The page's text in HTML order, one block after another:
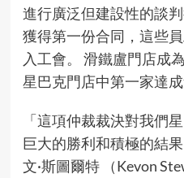
進行廣泛但建設性的談
獲得第一份合同，這些
入工會。 滑鐵盧門店成
星巴克門店中第一家達
「這項仲裁裁決對我們
巨大的勝利和積極的結
文·斯圖爾特 （Kevon